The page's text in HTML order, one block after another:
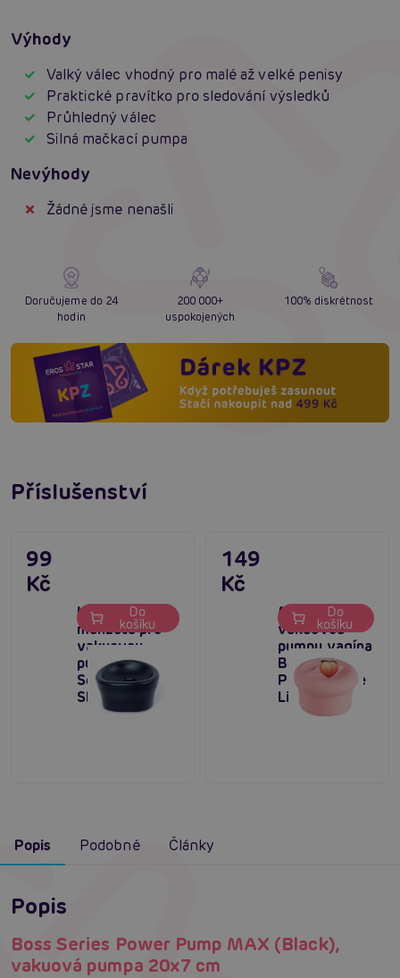
Výhody
Valký válec vhodný pro malé až velké penisy
Praktické pravítko pro sledování výsledků
Průhledný válec
Silná mačkací pumpa
Nevýhody
Žádné jsme nenašli
Doručujeme do 24
hodin
200 000+
uspokojených
100% diskrétnost
Příslušenství
Klasická
manžeta pro
vakuovou
pumpu Boss
Series Pump
Sleeve Black
99
Kč
Do
košíku
Manžeta pro
vakuovou
pumpu vagína
Boss Series
Pump Sleeve
LifeLike
149
Kč
Do
košíku
Popis Podobné Články
Popis
Boss Series Power Pump MAX (Black),
vakuová pumpa 20x7 cm